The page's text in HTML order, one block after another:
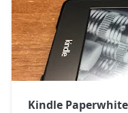
Kindle Paperwhite